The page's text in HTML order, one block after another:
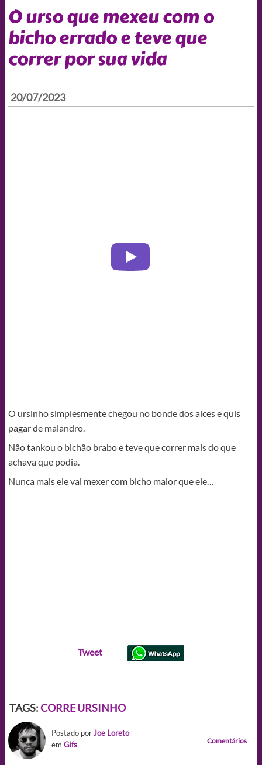
O urso que mexeu com o
bicho errado e teve que
correr por sua vida
20/07/2023
O ursinho simplesmente chegou no bonde dos alces e quis
pagar de malandro.
Não tankou o bichão brabo e teve que correr mais do que
achava que podia.
Nunca mais ele vai mexer com bicho maior que ele…
Tweet
TAGS:CORRE URSINHO
Postado porJoe Loreto
em Gifs Comentários